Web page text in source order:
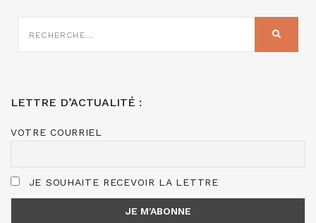
SUR
LETTRE D’ACTUALITÉ :
VOTRE COURRIEL
JE SOUHAITE RECEVOIR LA LETTRE